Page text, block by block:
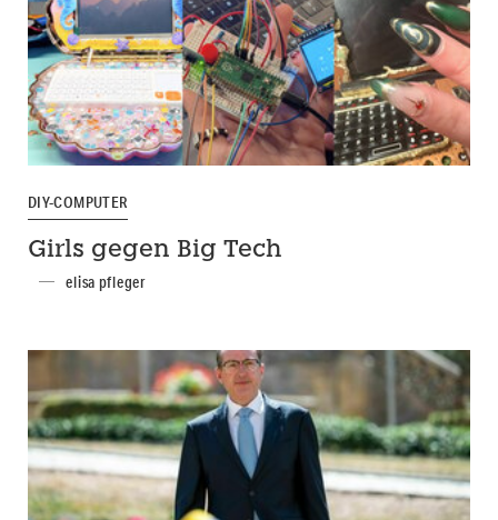
DIY-COMPUTER
Girls gegen Big Tech
elisa pfleger